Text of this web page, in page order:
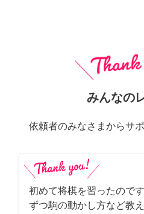
みんなの
依頼者のみなさまからサ
初めて将棋を習ったので
ずつ駒の動かし方など教